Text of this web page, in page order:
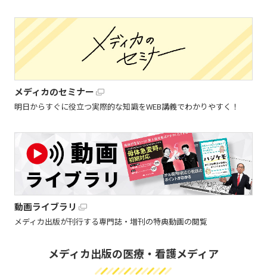
メディカのセミナー
明日からすぐに役立つ実際的な知識をWEB講義でわかりやすく！
動画ライブラリ
メディカ出版が刊行する専門誌・増刊の特典動画の閲覧
メディカ出版の医療・看護メディア